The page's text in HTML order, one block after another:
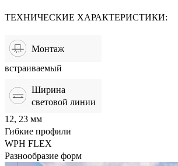
ТЕХНИЧЕСКИЕ ХАРАКТЕРИСТИКИ:
Монтаж
встраиваемый
Ширина
световой линии
12, 23 мм
Гибкие профили
WPH FLEX
Разнообразие форм